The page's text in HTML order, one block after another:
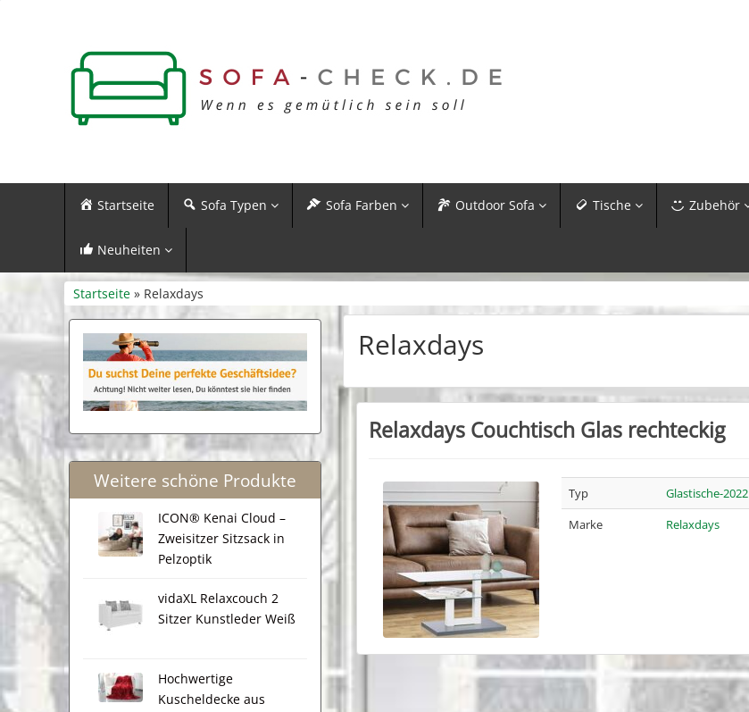
Startseite Sofa Typen Sofa Farben Outdoor Sofa Tische Zubehör
Neuheiten
Startseite » Relaxdays
Weitere schöne Produkte
ICON® Kenai Cloud –
Zweisitzer Sitzsack in
Pelzoptik
vidaXL Relaxcouch 2
Sitzer Kunstleder Weiß
Hochwertige
Kuscheldecke aus
Relaxdays
Relaxdays Couchtisch Glas rechteckig
Typ
Glastische-2022
Marke
Relaxdays